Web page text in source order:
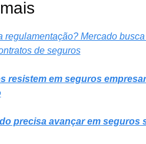
regulamentação? Mercado
de seguros
resistem em seguros
precisa avançar em seguros